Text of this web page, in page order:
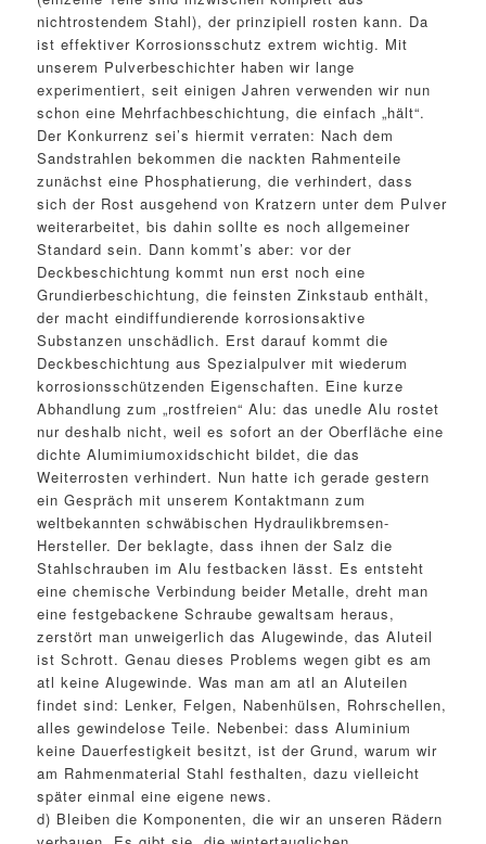
nichtrostendem Stahl), der prinzipiell rosten kann. Da
ist effektiver Korrosionsschutz extrem wichtig. Mit
unserem Pulverbeschichter haben wir lange
experimentiert, seit einigen Jahren verwenden wir nun
schon eine Mehrfachbeschichtung, die einfach „hält“.
Der Konkurrenz sei’s hiermit verraten: Nach dem
Sandstrahlen bekommen die nackten Rahmenteile
zunächst eine Phosphatierung, die verhindert, dass
sich der Rost ausgehend von Kratzern unter dem Pulver
weiterarbeitet, bis dahin sollte es noch allgemeiner
Standard sein. Dann kommt’s aber: vor der
Deckbeschichtung kommt nun erst noch eine
Grundierbeschichtung, die feinsten Zinkstaub enthält,
der macht eindiffundierende korrosionsaktive
Substanzen unschädlich. Erst darauf kommt die
Deckbeschichtung aus Spezialpulver mit wiederum
korrosionsschützenden Eigenschaften. Eine kurze
Abhandlung zum „rostfreien“ Alu: das unedle Alu rostet
nur deshalb nicht, weil es sofort an der Oberfläche eine
dichte Alumimiumoxidschicht bildet, die das
Weiterrosten verhindert. Nun hatte ich gerade gestern
ein Gespräch mit unserem Kontaktmann zum
weltbekannten schwäbischen Hydraulikbremsen-
Hersteller. Der beklagte, dass ihnen der Salz die
Stahlschrauben im Alu festbacken lässt. Es entsteht
eine chemische Verbindung beider Metalle, dreht man
eine festgebackene Schraube gewaltsam heraus,
zerstört man unweigerlich das Alugewinde, das Aluteil
ist Schrott. Genau dieses Problems wegen gibt es am
atl keine Alugewinde. Was man am atl an Aluteilen
findet sind: Lenker, Felgen, Nabenhülsen, Rohrschellen,
alles gewindelose Teile. Nebenbei: dass Aluminium
keine Dauerfestigkeit besitzt, ist der Grund, warum wir
am Rahmenmaterial Stahl festhalten, dazu vielleicht
später einmal eine eigene news.
d) Bleiben die Komponenten, die wir an unseren Rädern